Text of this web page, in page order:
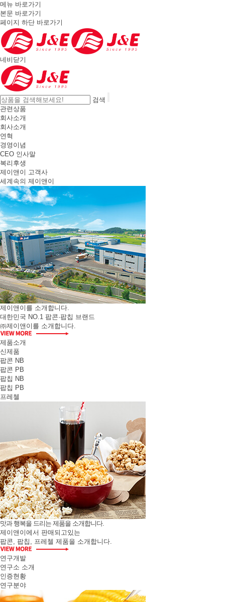
메뉴 바로가기
본문 바로가기
페이지 하단 바로가기
네비닫기
검색
관련상품
회사소개
회사소개
연혁
경영이념
CEO 인사말
복리후생
제이앤이 고객사
세계속의 제이앤이
제이앤이를 소개합니다.
대한민국 NO.1 팝콘·팝칩 브랜드
㈜제이앤이를 소개합니다.
제품소개
신제품
팝콘 NB
팝콘 PB
팝칩 NB
팝칩 PB
프레첼
맛과 행복을 드리는 제품을 소개합니다.
제이앤이에서 판매되고있는
팝콘, 팝칩, 프레첼 제품을 소개합니다.
연구개발
연구소 소개
인증현황
연구분야